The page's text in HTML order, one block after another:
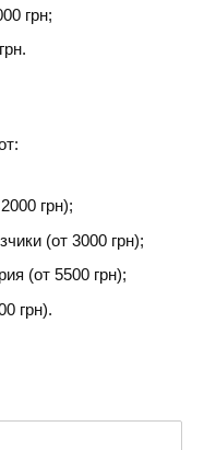
грн;
грн);
(от 3000 грн);
(от 5500 грн);
грн).